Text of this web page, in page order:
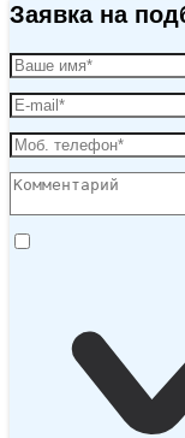
Заявка на